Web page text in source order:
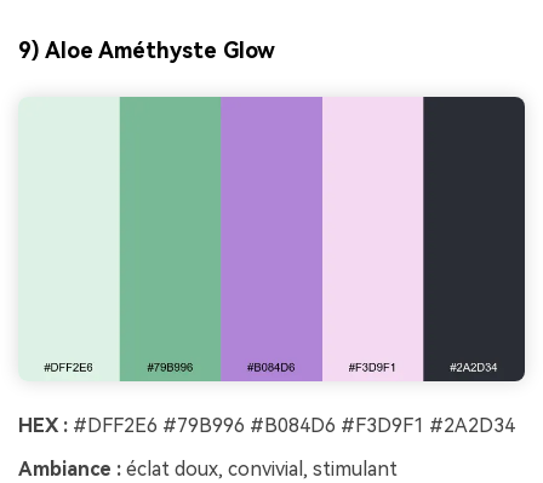
9) Aloe Améthyste Glow
HEX : #DFF2E6 #79B996 #B084D6 #F3D9F1 #2A2D34
Ambiance : éclat doux, convivial, stimulant